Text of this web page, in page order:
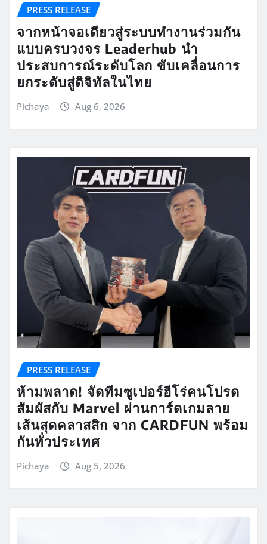
PRESS RELEASE
จากหน้าจอเดียวสู่ระบบทำงานร่วมกัน
แบบครบวงจร Leaderhub นำ
ประสบการณ์ระดับโลก ขับเคลื่อนการ
ยกระดับสู่ดิจิทัลในไทย
Pichaya Aug 6, 2026
PRESS RELEASE
ห้ามพลาด! จัดทีมซูเปอร์ฮีโร่คนโปรด
สัมผัสกับ Marvel ผ่านการ์ดเกมลาย
เส้นสุดคลาสสิก จาก CARDFUN พร้อม
กันทั่วประเทศ
Pichaya Aug 5, 2026